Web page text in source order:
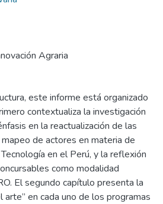
Agraria
este informe está organizado
contextualiza la investigación
en la reactualización de las
de actores en materia de
en el Perú, y la reflexión
como modalidad
El segundo capítulo presenta la
en cada uno de los programas